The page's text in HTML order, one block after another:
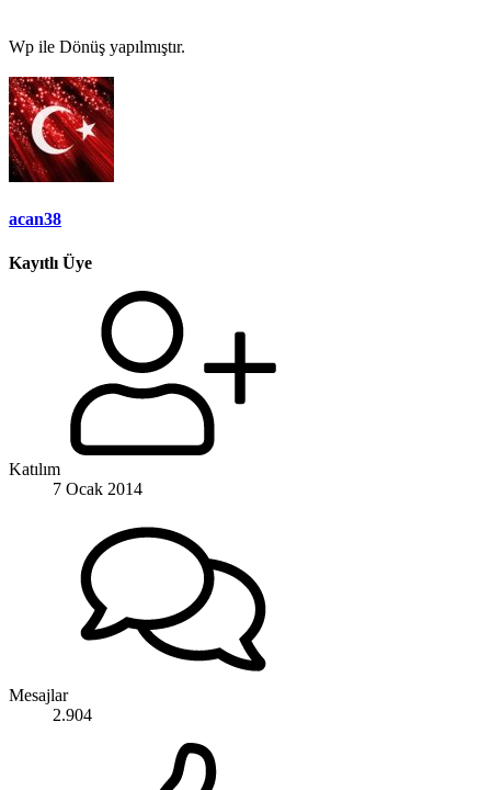
Wp ile Dönüş yapılmıştır.
acan38
Kayıtlı Üye
Katılım
7 Ocak 2014
Mesajlar
2.904